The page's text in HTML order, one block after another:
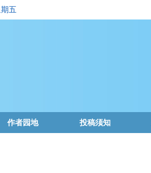
五
作者园地 投稿须知